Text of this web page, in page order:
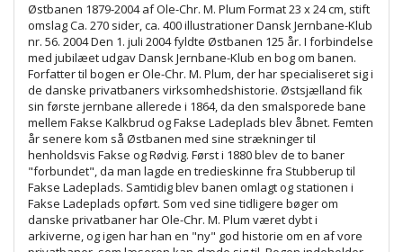
Østbanen 1879-2004 af Ole-Chr. M. Plum Format 23 x 24 cm, stift
omslag Ca. 270 sider, ca. 400 illustrationer Dansk Jernbane-Klub
nr. 56. 2004 Den 1. juli 2004 fyldte Østbanen 125 år. I forbindelse
med jubilæet udgav Dansk Jernbane-Klub en bog om banen.
Forfatter til bogen er Ole-Chr. M. Plum, der har specialiseret sig i
de danske privatbaners virksomhedshistorie. Østsjælland fik
sin første jernbane allerede i 1864, da den smalsporede bane
mellem Fakse Kalkbrud og Fakse Ladeplads blev åbnet. Femten
år senere kom så Østbanen med sine strækninger til
henholdsvis Fakse og Rødvig. Først i 1880 blev de to baner
"forbundet", da man lagde en tredieskinne fra Stubberup til
Fakse Ladeplads. Samtidig blev banen omlagt og stationen i
Fakse Ladeplads opført. Som ved sine tidligere bøger om
danske privatbaner har Ole-Chr. M. Plum været dybt i
arkiverne, og igen har han en "ny" god historie om en af vore